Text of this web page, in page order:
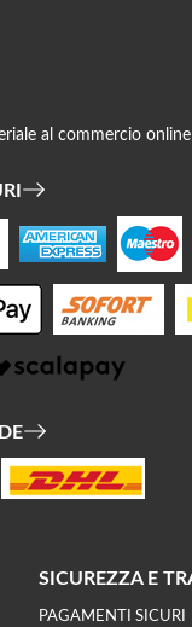
al commercio
SICUREZZA E
PAGAMENTI SICURI